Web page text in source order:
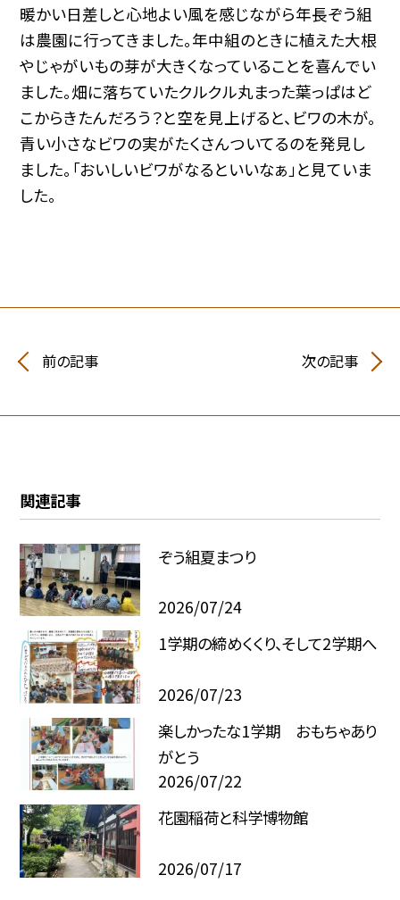
暖かい日差しと心地よい風を感じながら年長ぞう組
は農園に行ってきました。年中組のときに植えた大根
やじゃがいもの芽が大きくなっていることを喜んでい
ました。畑に落ちていたクルクル丸まった葉っぱはど
こからきたんだろう？と空を見上げると、ビワの木が。
青い小さなビワの実がたくさんついてるのを発見し
ました。「おいしいビワがなるといいなぁ」と見ていま
した。
前の記事 次の記事
関連記事
ぞう組夏まつり
2026/07/24
1学期の締めくくり、そして2学期へ
2026/07/23
楽しかったな1学期 おもちゃあり
がとう
2026/07/22
花園稲荷と科学博物館
2026/07/17